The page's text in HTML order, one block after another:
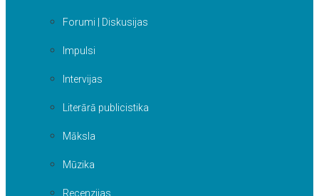
Forumi | Diskusijas
Impulsi
Intervijas
Literārā publicistika
Māksla
Mūzika
Recenzijas